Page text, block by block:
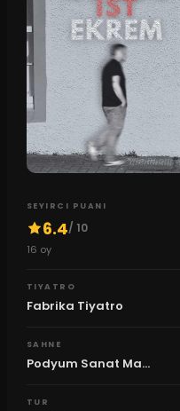
SEYIRCI PUANI
6.4/ 10
16 oy
TIYATRO
Fabrika Tiyatro
SAHNE
Podyum Sanat Ma...
TUR